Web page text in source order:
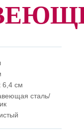
6,4 см
сталь/